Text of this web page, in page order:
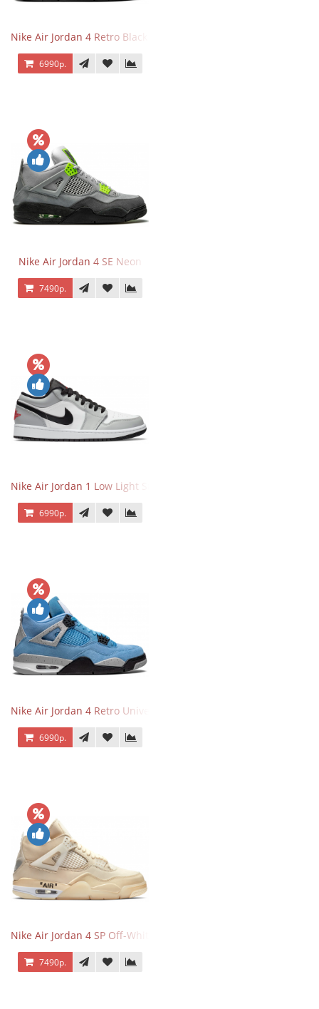
Nike Air Jordan 4 Retro Black Cat
6990р.
Nike Air Jordan 4 SE Neon
7490р.
Nike Air Jordan 1 Low Light Smoke Grey
6990р.
Nike Air Jordan 4 Retro University Blue
6990р.
Nike Air Jordan 4 SP Off-White Sail
7490р.